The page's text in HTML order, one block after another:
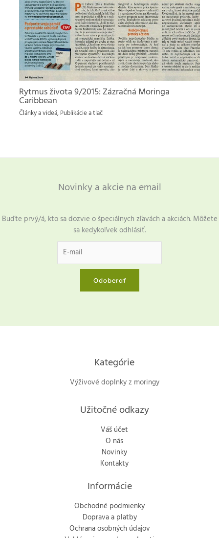
Rytmus života 9/2015: Zázračná Moringa
Caribbean
Články a videá, Publikácie a tlač
Novinky a akcie na email
Buďte prvý/á, kto sa dozvie o špeciálnych zľavách a akciách. Môžete
sa kedykoľvek odhlásiť.
Odoberať
Kategórie
Výživové doplnky z moringy
Užitočné odkazy
Váš účet
O nás
Novinky
Kontakty
Informácie
Obchodné podmienky
Doprava a platby
Ochrana osobných údajov